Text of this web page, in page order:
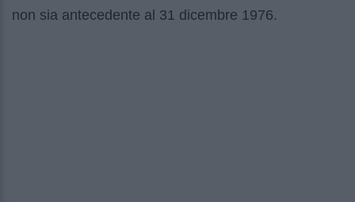
non sia antecedente al 31 dicembre 1976.